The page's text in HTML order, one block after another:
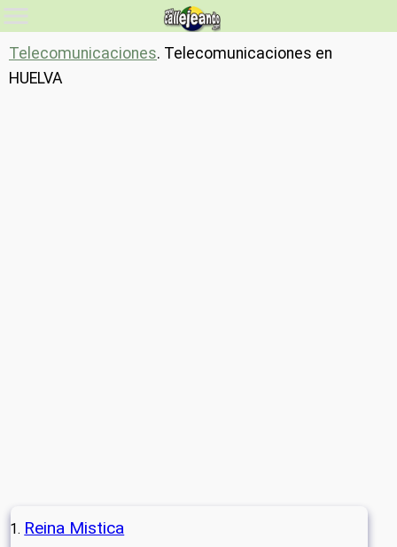
Telecomunicaciones. Telecomunicaciones en
HUELVA
Reina Mistica